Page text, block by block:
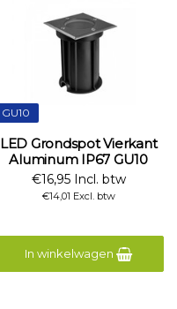
GU10
LED Grondspot Vierkant
Aluminum IP67 GU10
€16,95 Incl. btw
€14,01 Excl. btw
In winkelwagen